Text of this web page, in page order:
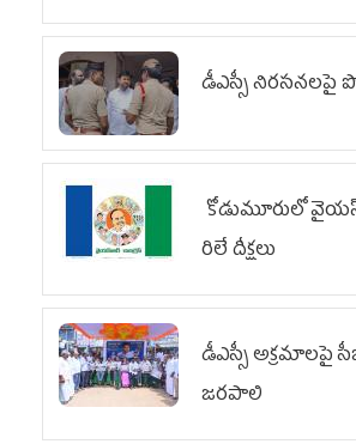
డీఎస్సీ నిరసనలపై
కోడుమూరులో
రిలే దీక్షలు
డీఎస్సీ అక్రమాలపై
జరపాలి